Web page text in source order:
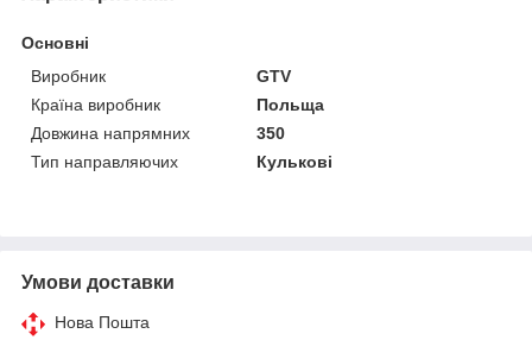
Основні
Виробник
GTV
Країна виробник
Польща
Довжина напрямних
350
Тип направляючих
Кулькові
Умови доставки
Нова Пошта